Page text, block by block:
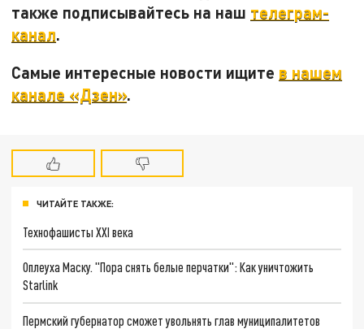
также подписывайтесь на наш телеграм-
канал.
Самые интересные новости ищите в нашем
канале «Дзен».
ЧИТАЙТЕ ТАКЖЕ:
Технофашисты XXI века
Оплеуха Маску. "Пора снять белые перчатки": Как уничтожить
Starlink
Пермский губернатор сможет увольнять глав муниципалитетов